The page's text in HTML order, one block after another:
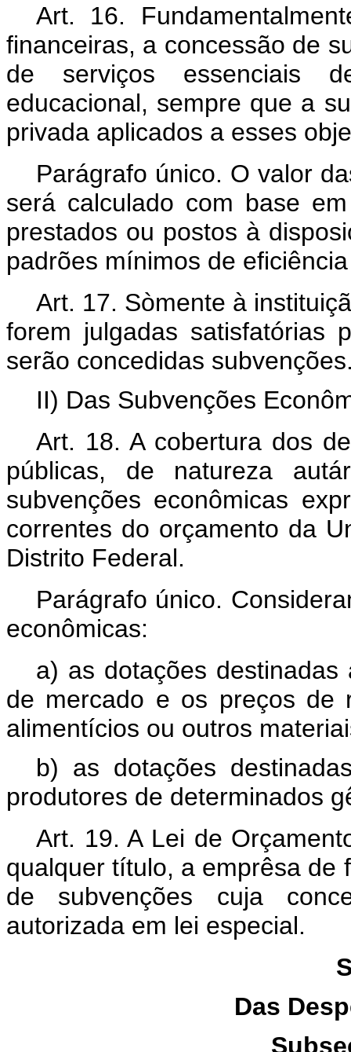
Art. 16.
financeiras, a concessão de
de serviços essenciais
educacional, sempre que a
privada aplicados a esses
Parágrafo único. O valor
será calculado com base
prestados ou postos à
padrões mínimos de
Art. 17. Sòmente à
forem julgadas satisfatórias
serão concedidas
II) Das Subvenções
Art. 18. A cobertura dos
públicas, de natureza
subvenções econômicas
correntes do orçamento da
Distrito Federal.
Parágrafo único.
econômicas:
a) as dotações
de mercado e os preços de
alimentícios ou outros
b) as dotações
produtores de determinados
Art. 19. A Lei de
qualquer título, a emprêsa de
de subvenções cuja
autorizada em lei especial.
Das